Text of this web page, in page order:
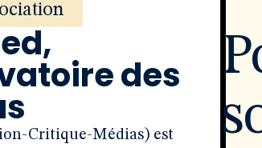
des
Critique-Médias) est